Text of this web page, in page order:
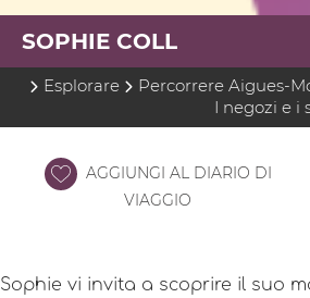
SOPHIE COLL
Esplorare
Percorrere Aigues-
I negozi e i
AGGIUNGI AL DIARIO DI
VIAGGIO
Sophie vi invita a scoprire il suo